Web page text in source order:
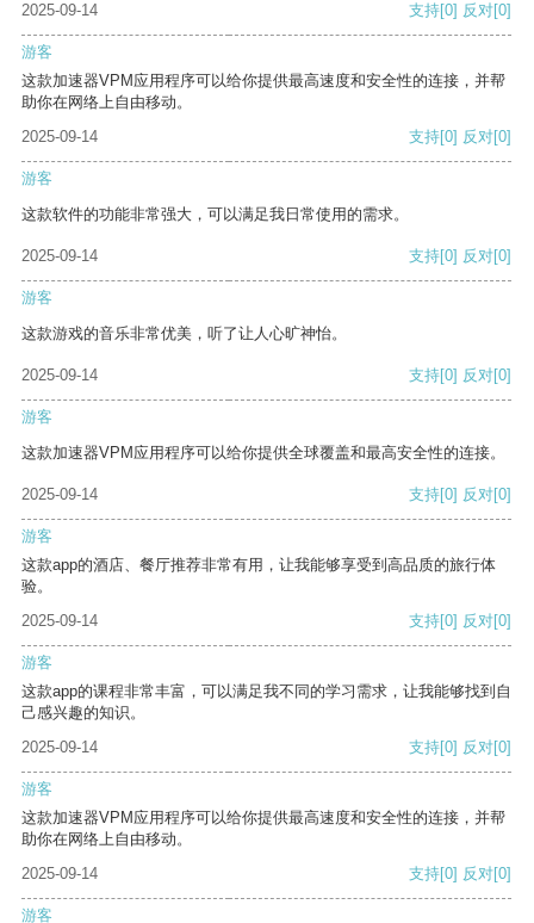
2025-09-14 支持[0] 反对[0]
游客
这款加速器VPM应用程序可以给你提供最高速度和安全性的连接，并帮
助你在网络上自由移动。
2025-09-14
支持[0] 反对[0]
游客
这款软件的功能非常强大，可以满足我日常使用的需求。
2025-09-14 支持[0] 反对[0]
游客
这款游戏的音乐非常优美，听了让人心旷神怡。
2025-09-14 支持[0] 反对[0]
游客
这款加速器VPM应用程序可以给你提供全球覆盖和最高安全性的连接。
2025-09-14 支持[0] 反对[0]
游客
这款app的酒店、餐厅推荐非常有用，让我能够享受到高品质的旅行体
验。
2025-09-14
支持[0] 反对[0]
游客
这款app的课程非常丰富，可以满足我不同的学习需求，让我能够找到自
己感兴趣的知识。
2025-09-14
支持[0] 反对[0]
游客
这款加速器VPM应用程序可以给你提供最高速度和安全性的连接，并帮
助你在网络上自由移动。
2025-09-14
支持[0] 反对[0]
游客